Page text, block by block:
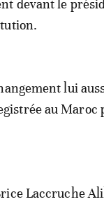
devant le
lui
au Maroc
Laccruche